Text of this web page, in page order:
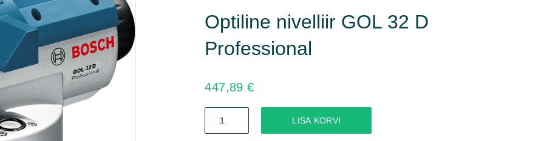
Optiline nivelliir GOL 32 D
Professional
447,89€
nivelliir
LISA KORVI